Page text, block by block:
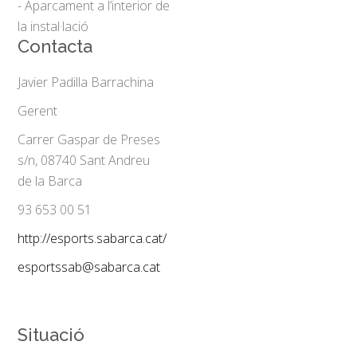
- Aparcament a l’interior de
la instal·lació
Contacta
Javier Padilla Barrachina
Gerent
Carrer Gaspar de Preses
s/n, 08740 Sant Andreu
de la Barca
93 653 00 51
http://esports.sabarca.cat/
esportssab@sabarca.cat
Situació